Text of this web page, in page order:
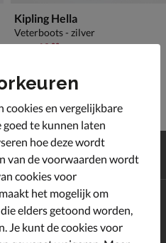
Kipling Hella
Veterboots - zilver
van € 99,99 voor € 69,99
69,99
en ontvang €10,-
cookies en vergelijkbare
te kunnen laten
hoe deze wordt
van de voorwaarden wordt
cookies voor
het mogelijk om
elders getoond worden,
Je kunt de cookies voor